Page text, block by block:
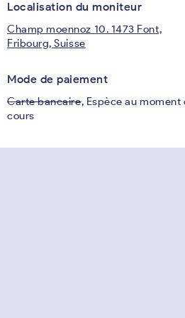
Localisation du moniteur
Champ moennoz 10. 1473 Font,
Fribourg, Suisse
Mode de paiement
Carte bancaire, Espèce au moment
cours